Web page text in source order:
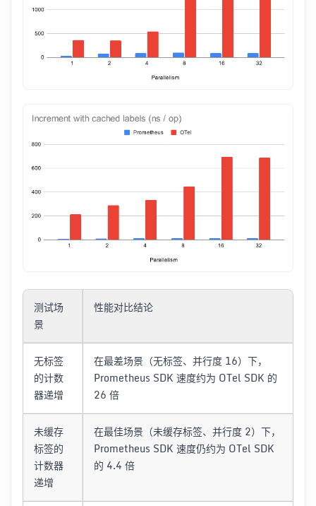
测试场
景
性能对比结论
无标签
的计数
器递增
在最差场景（无标签、并行度 16）下，
Prometheus SDK 速度约为 OTel SDK 的
26 倍
未缓存
标签的
计数器
递增
在最佳场景（未缓存标签、并行度 2）下，
Prometheus SDK 速度仍约为 OTel SDK
的 4.4 倍